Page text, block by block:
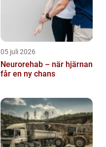
05 juli 2026
Neurorehab – när hjärnan
får en ny chans